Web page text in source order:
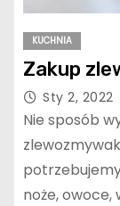
KUCHNIA
Zakup
Sty 2, 2022
Nie sposób
noże, owoce,